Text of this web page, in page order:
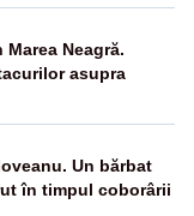
Neagră.
asupra
Un bărbat
în timpul coborârii